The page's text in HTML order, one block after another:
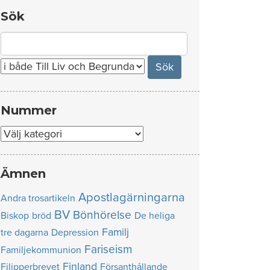
Sök
for:
Nummer
Nummer
Ämnen
Andra trosartikeln Apostlagärningarna
Biskop bröd BV Bönhörelse De heliga
tre dagarna Depression Familj
Familjekommunion Fariseism
Filipperbrevet Finland Försanthållande